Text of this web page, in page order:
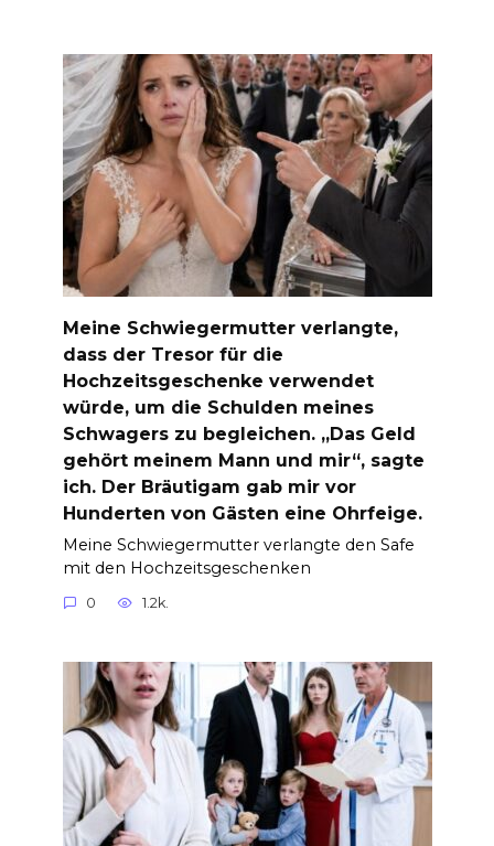
Meine Schwiegermutter verlangte,
dass der Tresor für die
Hochzeitsgeschenke verwendet
würde, um die Schulden meines
Schwagers zu begleichen. „Das Geld
gehört meinem Mann und mir“, sagte
ich. Der Bräutigam gab mir vor
Hunderten von Gästen eine Ohrfeige.
Meine Schwiegermutter verlangte den Safe
mit den Hochzeitsgeschenken
0 1.2k.